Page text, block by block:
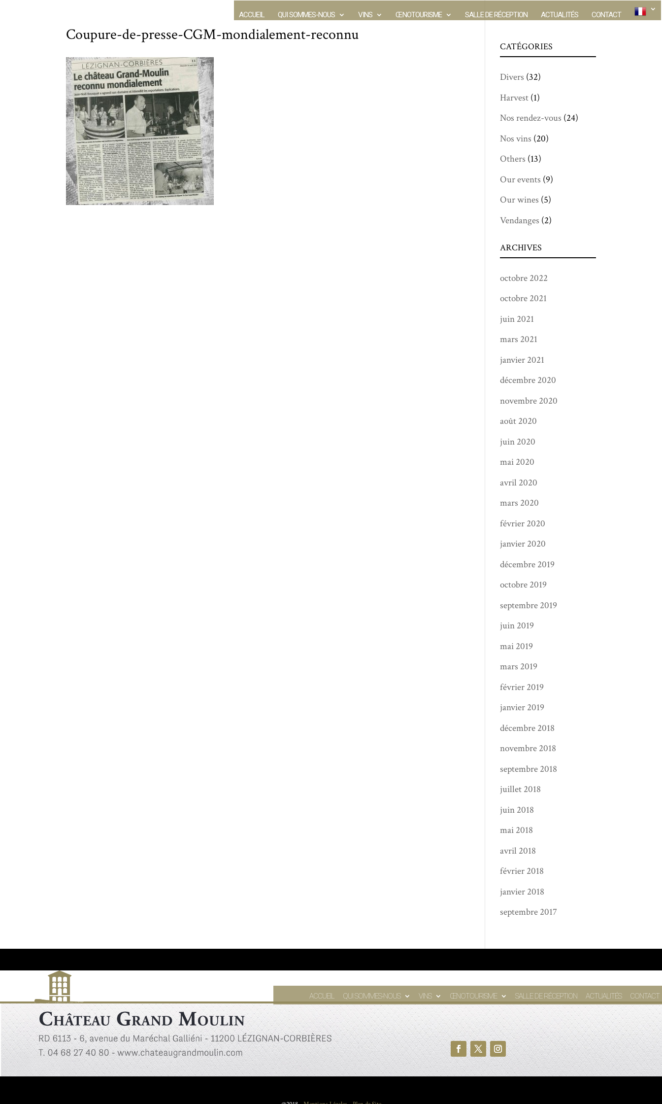
ACCUEIL QUI SOMMES-NOUS VINS ŒNOTOURISME SALLE DE RÉCEPTION ACTUALITÉS CONTACT
Coupure-de-presse-CGM-mondialement-reconnu
CATÉGORIES
Divers (32)
Harvest (1)
Nos rendez-vous (24)
Nos vins (20)
Others (13)
Our events (9)
Our wines (5)
Vendanges (2)
ARCHIVES
octobre 2022
octobre 2021
juin 2021
mars 2021
janvier 2021
décembre 2020
novembre 2020
août 2020
juin 2020
mai 2020
avril 2020
mars 2020
février 2020
janvier 2020
décembre 2019
octobre 2019
septembre 2019
juin 2019
mai 2019
mars 2019
février 2019
janvier 2019
décembre 2018
novembre 2018
septembre 2018
juillet 2018
juin 2018
mai 2018
avril 2018
février 2018
janvier 2018
septembre 2017
ACCUEIL QUI SOMMES-NOUS VINS ŒNOTOURISME SALLE DE RÉCEPTION ACTUALITÉS CONTACT